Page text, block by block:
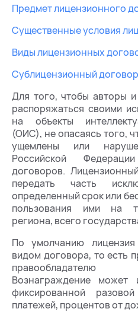
Предмет лицензионного
Существенные условия
Виды лицензионных
Сублицензионный договор
Для того, чтобы авторы
распоряжаться своими
на объекты
(ОИС), не опасаясь того,
ущемлены или
Российской
договоров.
передать часть
определенный срок или
пользования ими на
региона, всего
По умолчанию лицензия
видом договора, то есть
правообладателю
Вознаграждение
фиксированной
платежей, процентов от